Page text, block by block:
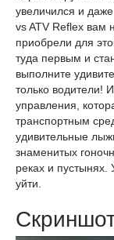
увеличился и
vs ATV Reflex вам
приобрели для
туда первым и
выполните
только водители!
управления,
транспортным
удивительные
знаменитых
реках и пустынях.
уйти.